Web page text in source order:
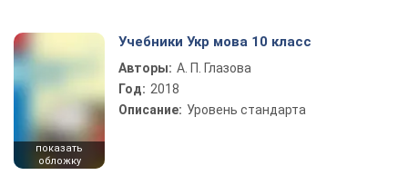
показать
обложку
Учебники Укр мова 10 класс
Авторы: А. П. Глазова
Год: 2018
Описание: Уровень стандарта